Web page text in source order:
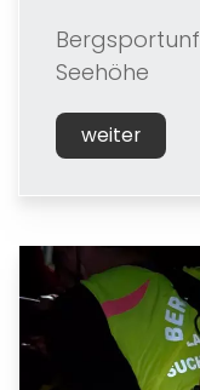
Seehöhe
weiter